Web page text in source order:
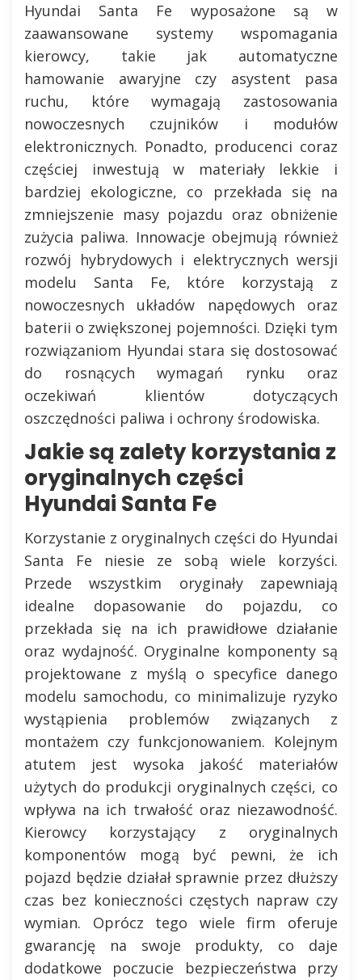
Hyundai Santa Fe wyposażone są w
zaawansowane systemy wspomagania
kierowcy, takie jak automatyczne
hamowanie awaryjne czy asystent pasa
ruchu, które wymagają zastosowania
nowoczesnych czujników i modułów
elektronicznych. Ponadto, producenci coraz
częściej inwestują w materiały lekkie i
bardziej ekologiczne, co przekłada się na
zmniejszenie masy pojazdu oraz obniżenie
zużycia paliwa. Innowacje obejmują również
rozwój hybrydowych i elektrycznych wersji
modelu Santa Fe, które korzystają z
nowoczesnych układów napędowych oraz
baterii o zwiększonej pojemności. Dzięki tym
rozwiązaniom Hyundai stara się dostosować
do rosnących wymagań rynku oraz
oczekiwań klientów dotyczących
oszczędności paliwa i ochrony środowiska.
Jakie są zalety korzystania z
oryginalnych części
Hyundai Santa Fe
Korzystanie z oryginalnych części do Hyundai
Santa Fe niesie ze sobą wiele korzyści.
Przede wszystkim oryginały zapewniają
idealne dopasowanie do pojazdu, co
przekłada się na ich prawidłowe działanie
oraz wydajność. Oryginalne komponenty są
projektowane z myślą o specyfice danego
modelu samochodu, co minimalizuje ryzyko
wystąpienia problemów związanych z
montażem czy funkcjonowaniem. Kolejnym
atutem jest wysoka jakość materiałów
użytych do produkcji oryginalnych części, co
wpływa na ich trwałość oraz niezawodność.
Kierowcy korzystający z oryginalnych
komponentów mogą być pewni, że ich
pojazd będzie działał sprawnie przez dłuższy
czas bez konieczności częstych napraw czy
wymian. Oprócz tego wiele firm oferuje
gwarancję na swoje produkty, co daje
dodatkowe poczucie bezpieczeństwa przy